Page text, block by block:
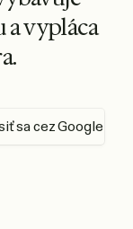
vypláca
sa cez Google